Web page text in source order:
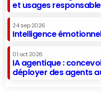
et usages
24 sep 2026
Intelligence
01 oct 2026
IA agentique :
déployer des agents